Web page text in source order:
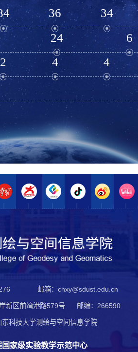
36
34
24
6
2 4 4
邮箱：chxy@sdust.edu.cn
岸新区前湾港路579号 邮编：266590
东科技大学测绘与空间信息学院
家级实验教学示范中心